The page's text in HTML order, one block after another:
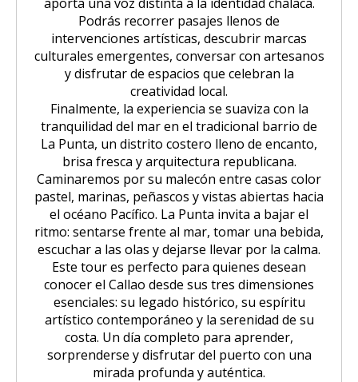
Podrás recorrer pasajes llenos de
intervenciones artísticas, descubrir marcas
culturales emergentes, conversar con artesanos
y disfrutar de espacios que celebran la
creatividad local.
Finalmente, la experiencia se suaviza con la
tranquilidad del mar en el tradicional barrio de
La Punta, un distrito costero lleno de encanto,
brisa fresca y arquitectura republicana.
Caminaremos por su malecón entre casas color
pastel, marinas, peñascos y vistas abiertas hacia
el océano Pacífico. La Punta invita a bajar el
ritmo: sentarse frente al mar, tomar una bebida,
escuchar a las olas y dejarse llevar por la calma.
Este tour es perfecto para quienes desean
conocer el Callao desde sus tres dimensiones
esenciales: su legado histórico, su espíritu
artístico contemporáneo y la serenidad de su
costa. Un día completo para aprender,
sorprenderse y disfrutar del puerto con una
mirada profunda y auténtica.